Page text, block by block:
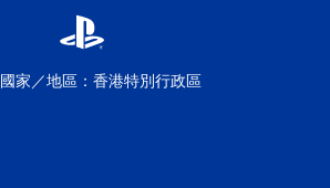
國家／地區：香港特別行政區